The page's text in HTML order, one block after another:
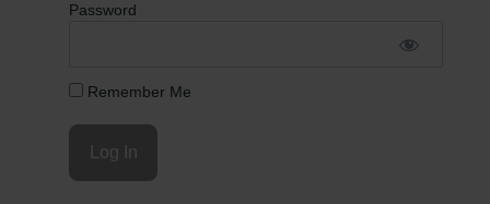
Password
Remember Me